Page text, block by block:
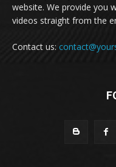
website. We provide you
videos straight from the
Contact us: